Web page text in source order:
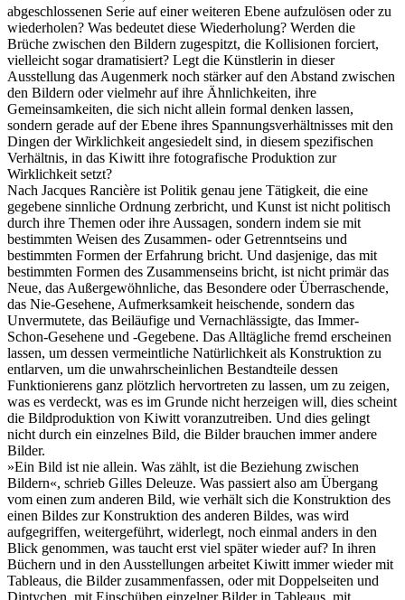
abgeschlossenen Serie auf einer weiteren Ebene aufzulösen oder zu
wiederholen? Was bedeutet diese Wiederholung? Werden die
Brüche zwischen den Bildern zugespitzt, die Kollisionen forciert,
vielleicht sogar dramatisiert? Legt die Künstlerin in dieser
Ausstellung das Augenmerk noch stärker auf den Abstand zwischen
den Bildern oder vielmehr auf ihre Ähnlichkeiten, ihre
Gemeinsamkeiten, die sich nicht allein formal denken lassen,
sondern gerade auf der Ebene ihres Spannungsverhältnisses mit den
Dingen der Wirklichkeit angesiedelt sind, in diesem spezifischen
Verhältnis, in das Kiwitt ihre fotografische Produktion zur
Wirklichkeit setzt?
Nach Jacques Rancière ist Politik genau jene Tätigkeit, die eine
gegebene sinnliche Ordnung zerbricht, und Kunst ist nicht politisch
durch ihre Themen oder ihre Aussagen, sondern indem sie mit
bestimmten Weisen des Zusammen- oder Getrenntseins und
bestimmten Formen der Erfahrung bricht. Und dasjenige, das mit
bestimmten Formen des Zusammenseins bricht, ist nicht primär das
Neue, das Außergewöhnliche, das Besondere oder Überraschende,
das Nie-Gesehene, Aufmerksamkeit heischende, sondern das
Unvermutete, das Beiläufige und Vernachlässigte, das Immer-
Schon-Gesehene und -Gegebene. Das Alltägliche fremd erscheinen
lassen, um dessen vermeintliche Natürlichkeit als Konstruktion zu
entlarven, um die unwahrscheinlichen Bestandteile dessen
Funktionierens ganz plötzlich hervortreten zu lassen, um zu zeigen,
was es verdeckt, was es im Grunde nicht herzeigen will, dies scheint
die Bildproduktion von Kiwitt voranzutreiben. Und dies gelingt
nicht durch ein einzelnes Bild, die Bilder brauchen immer andere
Bilder.
»Ein Bild ist nie allein. Was zählt, ist die Beziehung zwischen
Bildern«, schrieb Gilles Deleuze. Was passiert also am Übergang
vom einen zum anderen Bild, wie verhält sich die Konstruktion des
einen Bildes zur Konstruktion des anderen Bildes, was wird
aufgegriffen, weitergeführt, widerlegt, noch einmal anders in den
Blick genommen, was taucht erst viel später wieder auf? In ihren
Büchern und in den Ausstellungen arbeitet Kiwitt immer wieder mit
Tableaus, die Bilder zusammenfassen, oder mit Doppelseiten und